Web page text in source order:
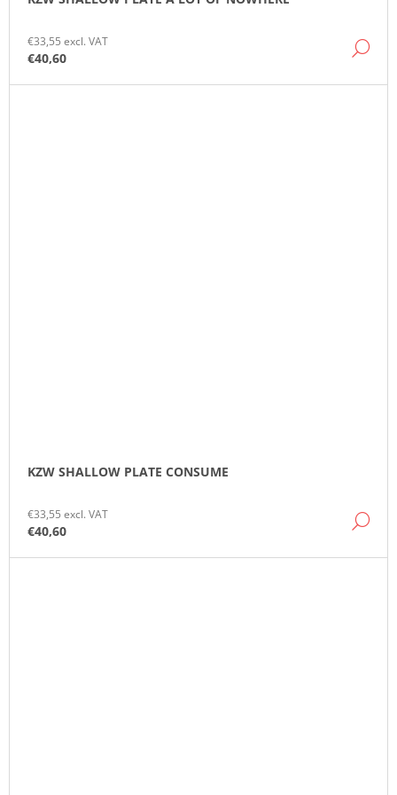
€33,55 excl. VAT
€40,60
KZW SHALLOW PLATE CONSUME
€33,55 excl. VAT
€40,60